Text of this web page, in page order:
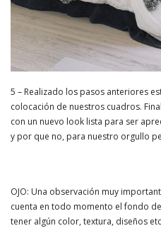
5 – Realizado los pasos anteriores
colocación de nuestros cuadros.
con un nuevo look lista para ser
y por que no, para nuestro orgullo
OJO: Una observación muy
cuenta en todo momento el fondo
tener algún color, textura, diseños